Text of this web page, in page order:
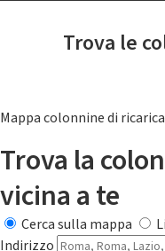
Trova le
Mappa colonnine di
Trova la
vicina a te
Cerca sulla mappa
Indirizzo